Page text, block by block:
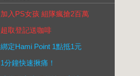
加入PS女孩 組隊瘋搶2百萬
超取登記送咖啡
綁定Hami Point 1點抵1元
1分鐘快速揪痛！